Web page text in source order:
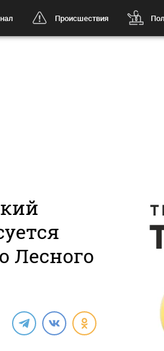
Происшествия
Лесного